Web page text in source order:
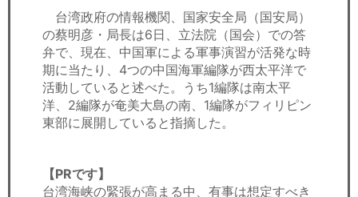
台湾政府の情報機関、国家安全局（国安局）
の蔡明彦・局長は6日、立法院（国会）での答
弁で、現在、中国軍による軍事演習が活発な時
期に当たり、4つの中国海軍編隊が西太平洋で
活動していると述べた。うち1編隊は南太平
洋、2編隊が奄美大島の南、1編隊がフィリピン
東部に展開していると指摘した。
【PRです】
台湾海峡の緊張が高まる中、有事は想定すべき